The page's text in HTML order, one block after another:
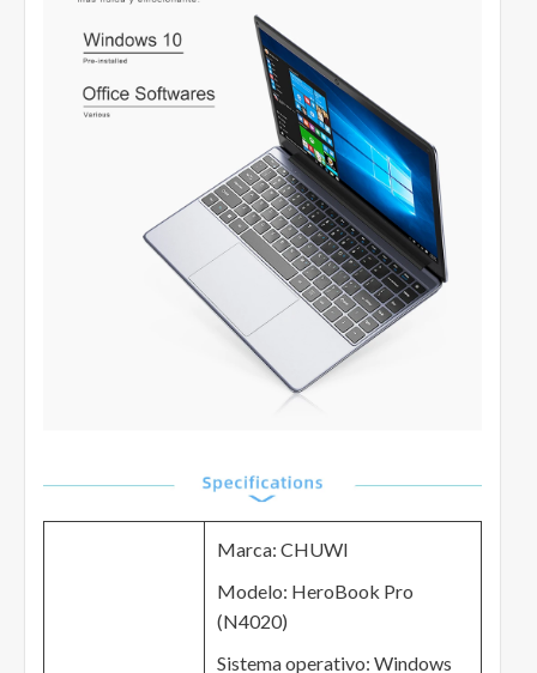
Marca: CHUWI
Modelo: HeroBook Pro
(N4020)
Sistema operativo: Windows